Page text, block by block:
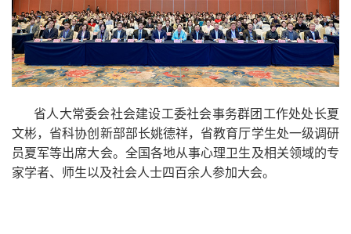
省人大常委会社会建设工委社会事务群团工作处处长夏
文彬，省科协创新部部长姚德祥，省教育厅学生处一级调研
员夏军等出席大会。全国各地从事心理卫生及相关领域的专
家学者、师生以及社会人士四百余人参加大会。